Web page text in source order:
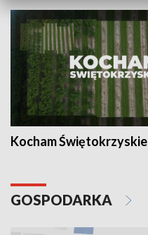
Kocham Świętokrzyskie
GOSPODARKA